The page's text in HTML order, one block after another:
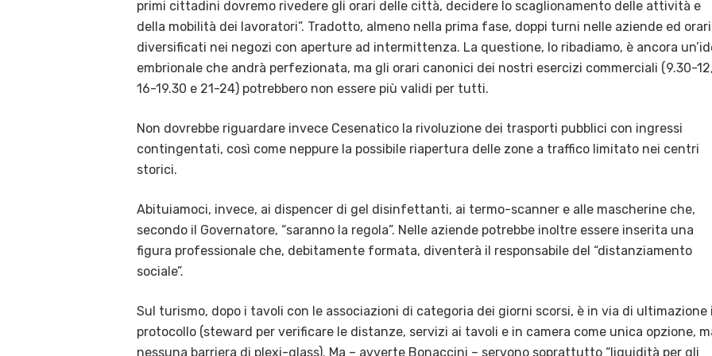
primi cittadini dovremo rivedere gli orari delle città, decidere lo scaglionamento delle attività e
della mobilità dei lavoratori”. Tradotto, almeno nella prima fase, doppi turni nelle aziende ed orari
diversificati nei negozi con aperture ad intermittenza. La questione, lo ribadiamo, è ancora
embrionale che andrà perfezionata, ma gli orari canonici dei nostri esercizi commerciali (9.30-12,
16-19.30 e 21-24) potrebbero non essere più validi per tutti.
Non dovrebbe riguardare invece Cesenatico la rivoluzione dei trasporti pubblici con ingressi
contingentati, così come neppure la possibile riapertura delle zone a traffico limitato nei centri
storici.
Abituiamoci, invece, ai dispencer di gel disinfettanti, ai termo-scanner e alle mascherine che,
secondo il Governatore, “saranno la regola”. Nelle aziende potrebbe inoltre essere inserita una
figura professionale che, debitamente formata, diventerà il responsabile del “distanziamento
sociale”.
Sul turismo, dopo i tavoli con le associazioni di categoria dei giorni scorsi, è in via di ultimazione
protocollo (steward per verificare le distanze, servizi ai tavoli e in camera come unica opzione,
nessuna barriera di plexi-glass). Ma – avverte Bonaccini – servono soprattutto “liquidità per gli